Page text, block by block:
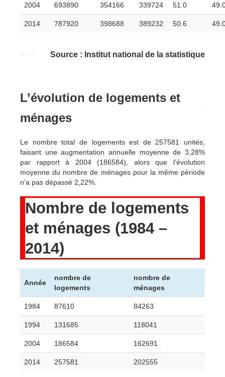
2004 693890 354166 339724 51.0
2014 787920 398688 389232 50.6
Source : Institut national de la statistique
L’évolution de logements et
ménages
Le nombre total de logements est de 257581 unités,
faisant une augmentation annuelle moyenne de 3,28%
par rapport à 2004 (186584), alors que l’évolution
moyenne du nombre de ménages pour la même période
n’a pas dépassé 2,22%.
Nombre de logements
et ménages (1984 –
2014)
Année
nombre de
logements
nombre de
ménages
1984 87610 84263
1994 131685 118041
2004 186584 162691
2014 257581 202555